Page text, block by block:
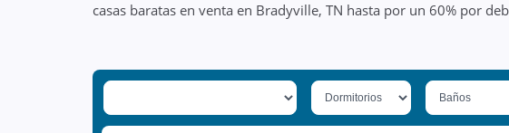
casas baratas en venta en Bradyville, TN hasta por un 60% por